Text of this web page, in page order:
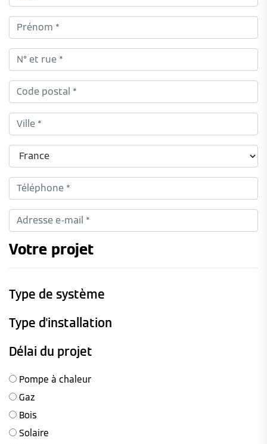
Votre projet
Type de système
Type d'installation
Délai du projet
Pompe à chaleur
Gaz
Bois
Solaire